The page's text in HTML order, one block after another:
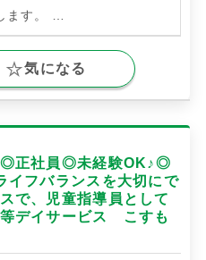
す。
…
気になる
◎正社員◎未経験OK♪◎
フバランスを大切にで
で、児童指導員として
デイサービス こすも